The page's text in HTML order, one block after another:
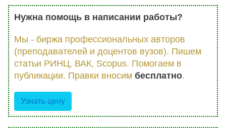
Нужна помощь в написании работы?
Мы - биржа профессиональных авторов
(преподавателей и доцентов вузов). Пишем
статьи РИНЦ, ВАК, Scopus. Помогаем в
публикации. Правки вносим бесплатно.
Узнать цену